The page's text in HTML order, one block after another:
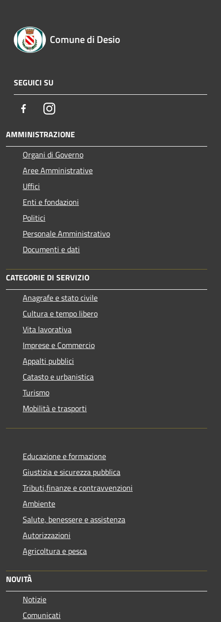
Comune di Desio
SEGUICI SU
FacebookInstagram
AMMINISTRAZIONE
Organi di Governo
Aree Amministrative
Uffici
Enti e fondazioni
Politici
Personale Amministrativo
Documenti e dati
CATEGORIE DI SERVIZIO
Anagrafe e stato civile
Cultura e tempo libero
Vita lavorativa
Imprese e Commercio
Appalti pubblici
Catasto e urbanistica
Turismo
Mobilità e trasporti
Educazione e formazione
Giustizia e sicurezza pubblica
Tributi,finanze e contravvenzioni
Ambiente
Salute, benessere e assistenza
Autorizzazioni
Agricoltura e pesca
NOVITÀ
Notizie
Comunicati